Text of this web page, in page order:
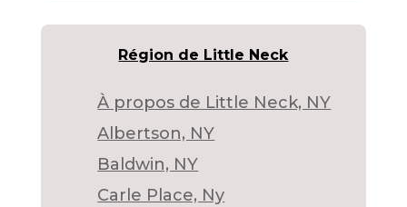
Région de Little Neck
À propos de Little Neck, NY
Albertson, NY
Baldwin, NY
Carle Place, Ny